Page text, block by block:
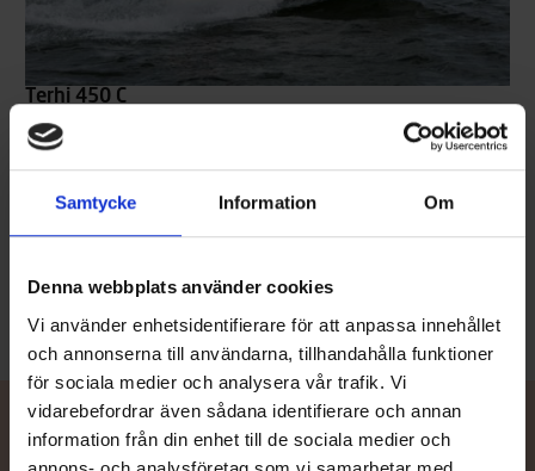
Samtycke Information Om
Denna webbplats använder cookies
Vi använder enhetsidentifierare för att anpassa innehållet
och annonserna till användarna, tillhandahålla funktioner
för sociala medier och analysera vår trafik. Vi
vidarebefordrar även sådana identifierare och annan
information från din enhet till de sociala medier och
Terhi 450 C
Terhi 450 C är rymlig stug- och allmänbåt med sidopulpet. Den är
förstärkta akterspegel möjliggör montering av en upp till 40 hk:s
utombordare, något som särskilt förbättrar båtens bärkraft.